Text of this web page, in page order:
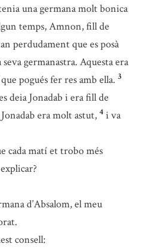
una germana molt bonica
temps, Amnon, fill de
perdudament que es posà
germanastra. Aquesta era
pogués fer res amb ella. 3
deia Jonadab i era fill de
era molt astut, 4 i va
cada matí et trobo més
d’Absalom, el meu
consell: